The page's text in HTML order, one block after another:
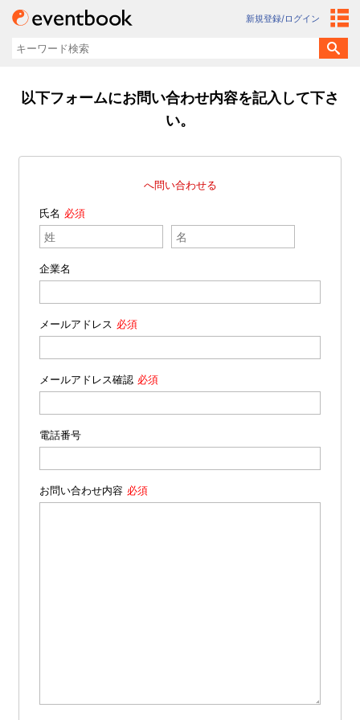
新規登録/ログイン
以下フォームにお問い合わせ内容を記入して下さ
い。
へ問い合わせる
氏名
企業名
メールアドレス
メールアドレス確認
電話番号
お問い合わせ内容